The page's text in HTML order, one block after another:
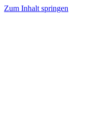
Zum Inhalt springen